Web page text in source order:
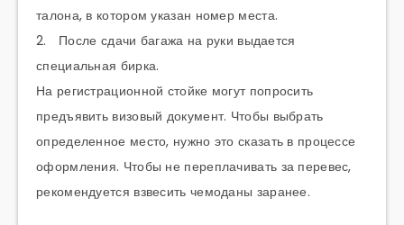
талона, в котором указан номер места.
2. После сдачи багажа на руки выдается
специальная бирка.
На регистрационной стойке могут попросить
предъявить визовый документ. Чтобы выбрать
определенное место, нужно это сказать в процессе
оформления. Чтобы не переплачивать за перевес,
рекомендуется взвесить чемоданы заранее.